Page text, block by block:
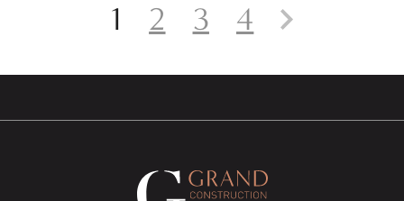
1 2 3 4